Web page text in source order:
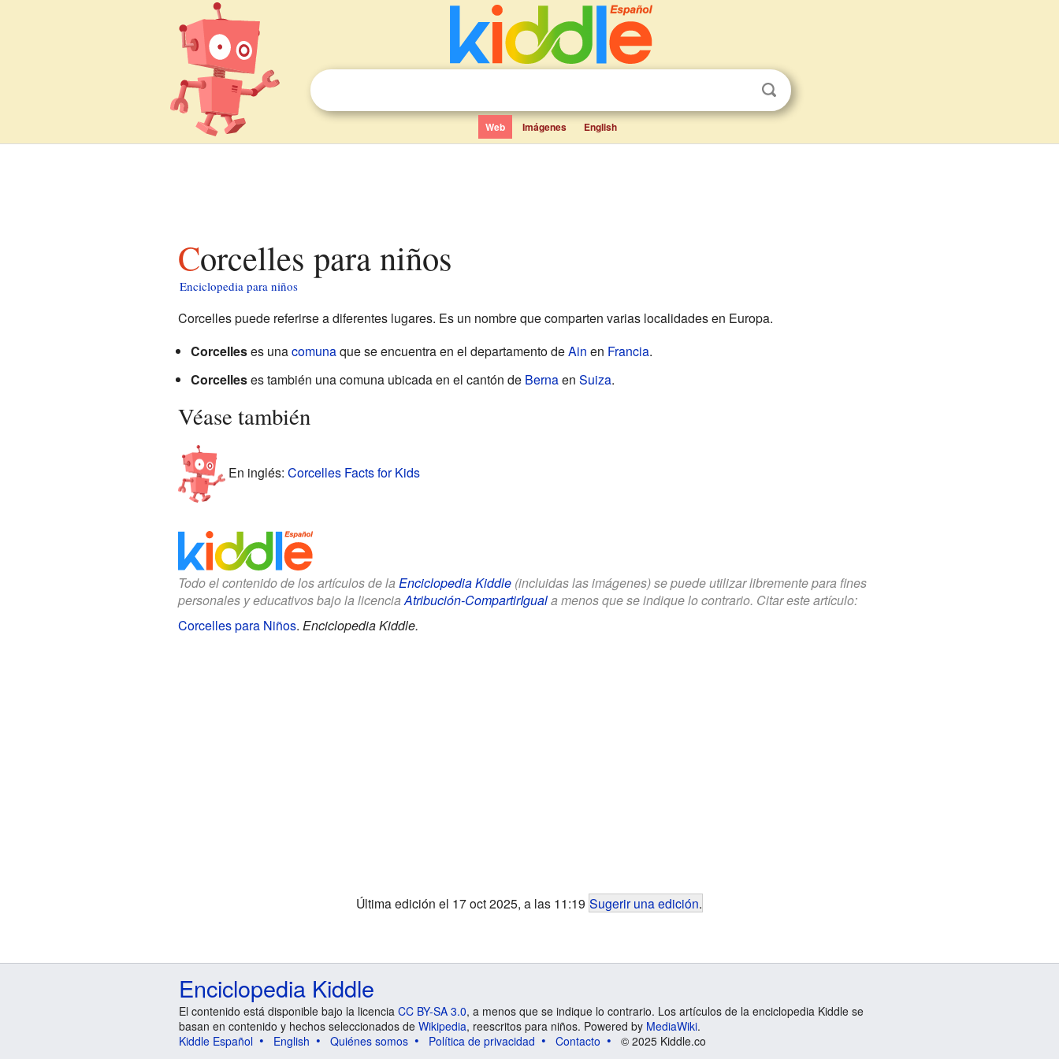
Web Imágenes English
Corcelles para niños
Enciclopedia para niños
Corcelles puede referirse a diferentes lugares. Es un nombre que comparten varias localidades en Europa.
Corcelleses unacomunaque se encuentra en el departamento deAin en Francia.
Corcelleses también una comuna ubicada en el cantón de Bernaen Suiza.
Véase también
En inglés: Corcelles Facts for Kids
Todo el contenido de los artículos de la Enciclopedia Kiddle(incluidas las imágenes) se puede utilizar libremente para fines
personales y educativos bajo la licenciaAtribución-CompartirIguala menos que se indique lo contrario. Citar este artículo:
Corcelles para Niños. Enciclopedia Kiddle.
Última edición el 17 oct 2025, a las 11:19 Sugerir una edición.
Enciclopedia Kiddle
El contenido está disponible bajo la licencia CC BY-SA 3.0, a menos que se indique lo contrario. Los artículos de la enciclopedia Kiddle se
basan en contenido y hechos seleccionados de Wikipedia, reescritos para niños. Powered by MediaWiki.
Kiddle Español
English Quiénes somos Política de privacidad Contacto © 2025 Kiddle.co